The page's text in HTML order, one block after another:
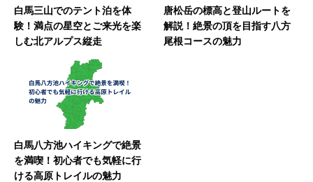
白馬三山でのテント泊を体
験！満点の星空とご来光を楽
しむ北アルプス縦走
唐松岳の標高と登山ルートを
解説！絶景の頂を目指す八方
尾根コースの魅力
白馬八方池ハイキングで絶景
を満喫！初心者でも気軽に行
ける高原トレイルの魅力